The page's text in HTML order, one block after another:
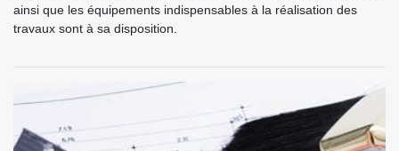
ainsi que les équipements indispensables à la réalisation des
travaux sont à sa disposition.